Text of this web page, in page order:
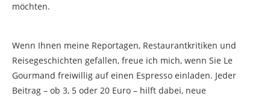
möchten.
Wenn Ihnen meine Reportagen, Restaurantkritiken und
Reisegeschichten gefallen, freue ich mich, wenn Sie Le
Gourmand freiwillig auf einen Espresso einladen. Jeder
Beitrag – ob 3, 5 oder 20 Euro – hilft dabei, neue